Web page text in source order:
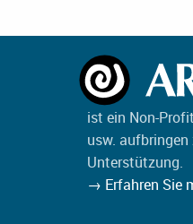
ist ein Non-
usw.
Unterstützung.
→ Erfahren Sie